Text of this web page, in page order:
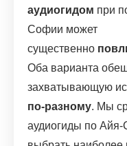
аудиогидом при
Софии может
существенно
Оба варианта
захватывающую
по-разному. Мы
аудиогиды по